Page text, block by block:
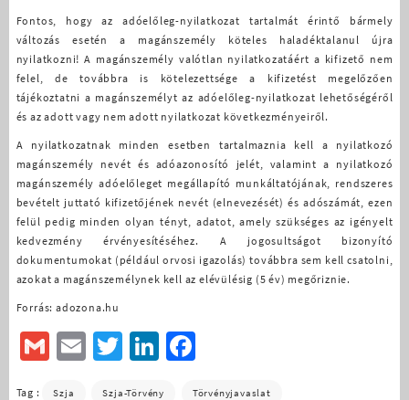
Fontos, hogy az adóelőleg-nyilatkozat tartalmát érintő bármely
változás esetén a magánszemély köteles haladéktalanul újra
nyilatkozni! A magánszemély valótlan nyilatkozatáért a kifizető nem
felel, de továbbra is kötelezettsége a kifizetést megelőzően
tájékoztatni a magánszemélyt az adóelőleg-nyilatkozat lehetőségéről
és az adott vagy nem adott nyilatkozat következményeiről.
A nyilatkozatnak minden esetben tartalmaznia kell a nyilatkozó
magánszemély nevét és adóazonosító jelét, valamint a nyilatkozó
magánszemély adóelőleget megállapító munkáltatójának, rendszeres
bevételt juttató kifizetőjének nevét (elnevezését) és adószámát, ezen
felül pedig minden olyan tényt, adatot, amely szükséges az igényelt
kedvezmény érvényesítéséhez. A jogosultságot bizonyító
dokumentumokat (például orvosi igazolás) továbbra sem kell csatolni,
azokat a magánszemélynek kell az elévülésig (5 év) megőriznie.
Forrás: adozona.hu
GmailEmailTwitterLinkedIn
Facebook
Tag : Szja Szja-Törvény Törvényjavaslat